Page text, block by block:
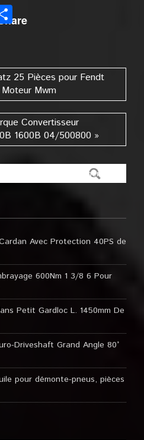
Partager
25 Pièces pour Fendt
Mwm
Convertisseur
1600B 04/500800 »
Avec Protection 40PS de
600Nm 1 3/8 6 Pour
Petit Gardloc L. 1450mm De
Driveshaft Grand Angle 80°
pour démonte-pneus, pièces